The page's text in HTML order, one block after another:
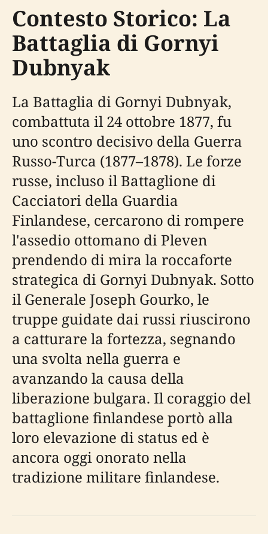
Contesto Storico: La
Battaglia di Gornyi
Dubnyak
La Battaglia di Gornyi Dubnyak,
combattuta il 24 ottobre 1877, fu
uno scontro decisivo della Guerra
Russo-Turca (1877–1878). Le forze
russe, incluso il Battaglione di
Cacciatori della Guardia
Finlandese, cercarono di rompere
l'assedio ottomano di Pleven
prendendo di mira la roccaforte
strategica di Gornyi Dubnyak. Sotto
il Generale Joseph Gourko, le
truppe guidate dai russi riuscirono
a catturare la fortezza, segnando
una svolta nella guerra e
avanzando la causa della
liberazione bulgara. Il coraggio del
battaglione finlandese portò alla
loro elevazione di status ed è
ancora oggi onorato nella
tradizione militare finlandese.